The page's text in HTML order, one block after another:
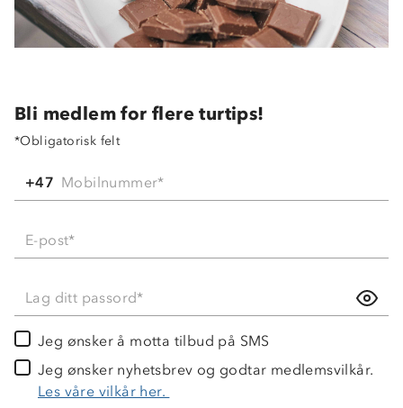
Bli medlem for flere turtips!
*Obligatorisk felt
Mobilnummer*
E-post*
Lag ditt passord*
Jeg ønsker å motta tilbud på SMS
Jeg ønsker nyhetsbrev og godtar medlemsvilkår.
Les våre vilkår her.
Kontakt oss
Konkurransevinnere
Kundeklubb
Om Stormberg
Klima og miljø
Etisk handel
Dyreetikk
1% til samfunnet
Inkludering
Alt du trenger til Norgesferien
Dette trenger du til barnehagen
Gravidklær